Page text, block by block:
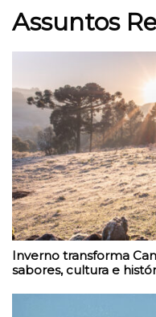
Assuntos
Inverno transforma
sabores, cultura e